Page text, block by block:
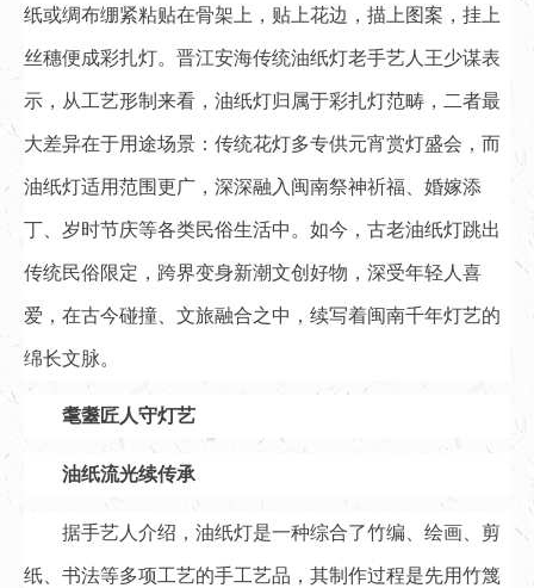
纸或绸布绷紧粘贴在骨架上，贴上花边，描上图案，挂上
丝穗便成彩扎灯。晋江安海传统油纸灯老手艺人王少谋表
示，从工艺形制来看，油纸灯归属于彩扎灯范畴，二者最
大差异在于用途场景：传统花灯多专供元宵赏灯盛会，而
油纸灯适用范围更广，深深融入闽南祭神祈福、婚嫁添
丁、岁时节庆等各类民俗生活中。如今，古老油纸灯跳出
传统民俗限定，跨界变身新潮文创好物，深受年轻人喜
爱，在古今碰撞、文旅融合之中，续写着闽南千年灯艺的
绵长文脉。
耄耋匠人守灯艺
油纸流光续传承
据手艺人介绍，油纸灯是一种综合了竹编、绘画、剪
纸、书法等多项工艺的手工艺品，其制作过程是先用竹篾